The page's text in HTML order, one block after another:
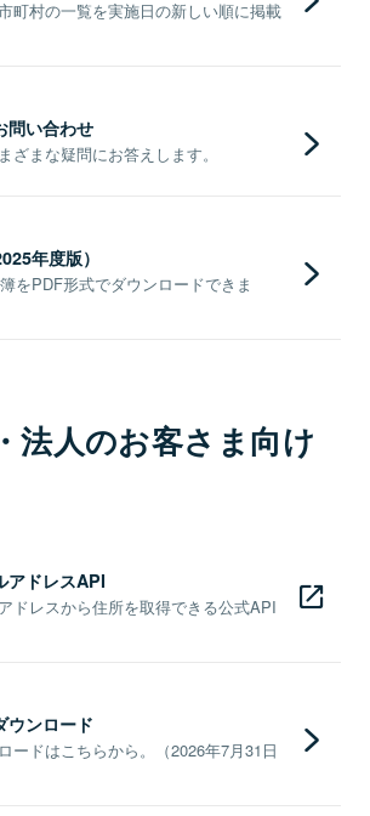
町村の一覧を実施日の新しい順に掲載
問い合わせ
ざまな疑問にお答えします。
年度版）
をPDF形式でダウンロードできま
法人のお客さま向け
アドレスAPI
ドレスから住所を取得できる公式API
ウンロード
ードはこちらから。（2026年7月31日